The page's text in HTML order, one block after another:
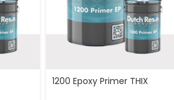
1200 Epoxy Primer THIX